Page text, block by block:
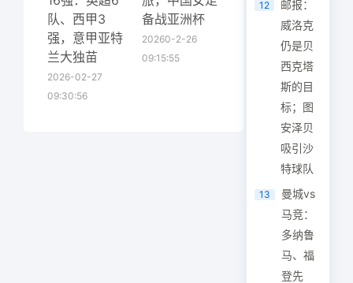
队、西甲3
强，意甲亚特
兰大独苗
2026-02-27
09:30:56
备战亚洲杯
20260-2-26
09:15:55
12
邮报：
威洛克
仍是贝
西克塔
斯的目
标；图
安泽贝
吸引沙
特球队
13
曼城vs
马竞：
多纳鲁
马、福
登先